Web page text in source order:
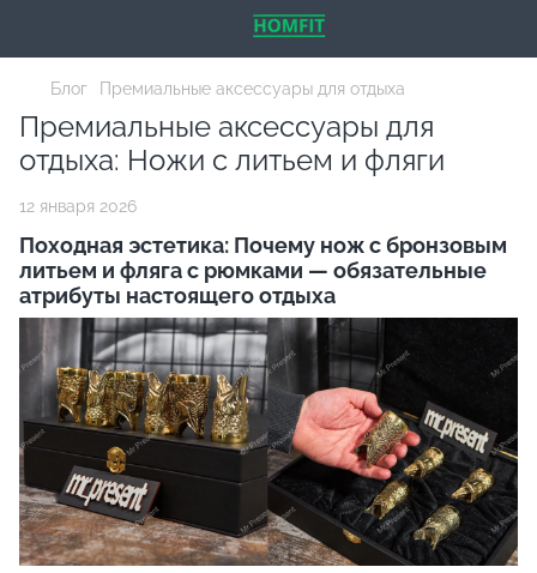
Блог Премиальные аксессуары для отдыха
Премиальные аксессуары для
отдыха: Ножи с литьем и фляги
12 января 2026
Походная эстетика: Почему нож с бронзовым
литьем и фляга с рюмками — обязательные
атрибуты настоящего отдыха